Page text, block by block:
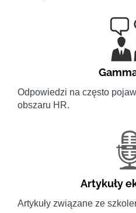
Odpowiedzi na często
obszaru HR.
Artykuły
Artykuły związane ze